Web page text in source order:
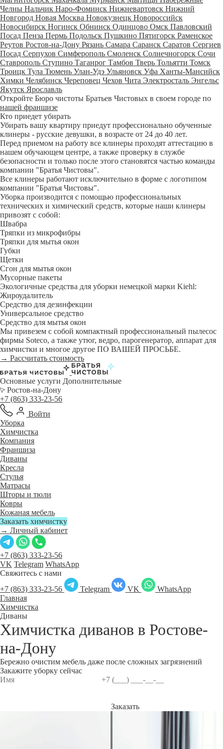
Челны Нальчик Наро-Фоминск Нижневартовск Нижний
Новгород Новая Москва Новокузнецк Новороссийск
Новосибирск Ногинск Обнинск Одинцово Омск Павловский
Посад Пенза Пермь Подольск Пушкино Пятигорск Раменское
Реутов Ростов-на-Дону Рязань Самара Саранск Саратов Сергиев
Посад Серпухов Симферополь Смоленск Солнечногорск Сочи
Ставрополь Ступино Таганрог Тамбов Тверь Тольятти Томск
Троицк Тула Тюмень Улан-Удэ Ульяновск Уфа Ханты-Мансийск
Химки Челябинск Череповец Чехов Чита Электросталь Энгельс
Якутск Ярославль
Откройте Бюро чистоты Братьев Чистовых в своем городе по
нашей франшизе
Кто приедет убирать
Убирать вашу квартиру приедут профессионально обученные
клинеры - русские девушки, в возрасте от 24 до 40 лет.
Перед приемом на работу все клинеры проходят аттестацию в
нашем обучающем центре, а также проверку в службе
безопасности и только после этого становятся частью команды
компании "Братья Чистовы".
Все клинеры работают исключительно в форме с логотипом
компании "Братья Чистовы".
Уборка производится с помощью профессиональных
технических и химический средств, которые наши клинеры
привозят с собой:
Швабра
Тряпки из микрофибры
Тряпки для мытья окон
Губки
Щетки
Сгон для мытья окон
Мусорные пакеты
Экологичные средства для уборки немецкой марки Kiehl:
Жироудалитель
Средство для дезинфекции
Универсальное средство
Средство для мытья окон
Мы привезем с собой компактный профессиональный пылесос
фирмы Soteco, а также утюг, ведро, парогенератор, аппарат для
химчистки и многое другое ПО ВАШЕЙ ПРОСЬБЕ.
→ Рассчитать стоимость
Основные услуги Дополнительные
Ростов-на-Дону
+7 (863) 333-23-56
Войти
Уборка
Химчистка
Компания
Франшиза
Диваны
Кресла
Стулья
Матрасы
Шторы и тюли
Ковры
Кожаная мебель
Заказать химчистку
→ Личный кабинет
+7 (863) 333-23-56
VK Telegram WhatsApp
Свяжитесь с нами
+7 (863) 333-23-56
Telegram VK
WhatsApp
Главная
Химчистка
Диваны
Химчистка диванов в Ростове-
на-Дону
Бережно очистим мебель даже после сложных загрязнений
Закажите уборку сейчас
Заказать